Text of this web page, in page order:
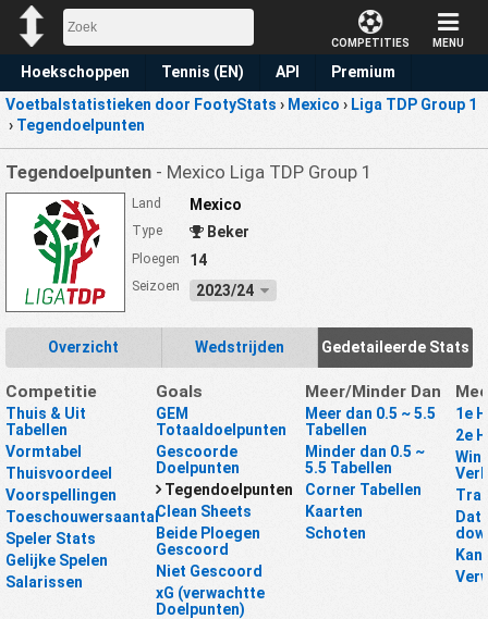
COMPETITIES MENU
Hoekschoppen Tennis (EN) API Premium
Voorspelling
Voetbalstatistieken door FootyStats › Mexico › Liga TDP Group 1
› Tegendoelpunten
Tegendoelpunten - Mexico Liga TDP Group 1
Land Mexico
Type Beker
Ploegen 14
Seizoen 2023/24
Overzicht Wedstrijden Gedetaileerde Stats
Competitie
Thuis & Uit
Tabellen
Vormtabel
Thuisvoordeel
Voorspellingen
Toeschouwersaantal
Speler Stats
Gelijke Spelen
Salarissen
Goals
GEM
Totaaldoelpunten
Gescoorde
Doelpunten
Tegendoelpunten
Clean Sheets
Beide Ploegen
Gescoord
Niet Gescoord
xG (verwachtte
Doelpunten)
Meer/Minder Dan
Meer dan 0.5 ~ 5.5
Tabellen
Minder dan 0.5 ~
5.5 Tabellen
Corner Tabellen
Kaarten
Schoten
1e
2e